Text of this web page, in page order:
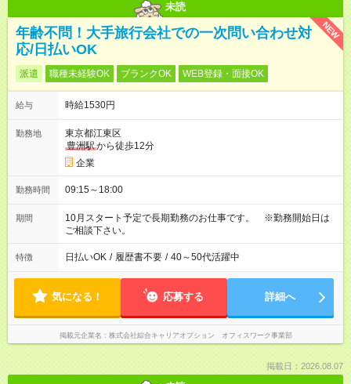
未読
NEW
年齢不問！大手旅行会社での一次問い合わせ対
応/日払いOK
派遣 職種未経験OK ブランクOK WEB登録・面接OK
給与 時給1530円
勤務地
東京都江東区
豊洲駅から徒歩12分
企業
勤務時間 09:15～18:00
期間
10月スタート予定で長期勤務のお仕事です。 ※勤務開始日は
ご相談下さい。
特徴 日払いOK / 履歴書不要 / 40～50代活躍中
気になる！ 応募する 詳細へ
掲載元企業名 株式会社綜合キャリアオプション オフィスワーク事業部
掲載日：2026.08.07